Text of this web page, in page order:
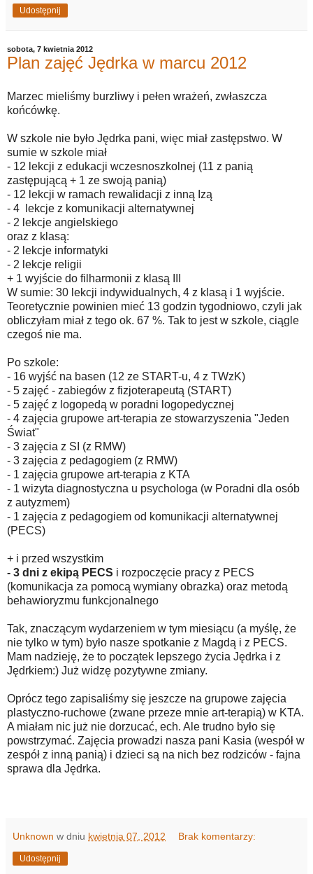
Udostępnij
sobota, 7 kwietnia 2012
Plan zajęć Jędrka w marcu 2012
Marzec mieliśmy burzliwy i pełen wrażeń, zwłaszcza
końcówkę.
W szkole nie było Jędrka pani, więc miał zastępstwo. W
sumie w szkole miał
- 12 lekcji z edukacji wczesnoszkolnej (11 z panią
zastępującą + 1 ze swoją panią)
- 12 lekcji w ramach rewalidacji z inną Izą
- 4 lekcje z komunikacji alternatywnej
- 2 lekcje angielskiego
oraz z klasą:
- 2 lekcje informatyki
- 2 lekcje religii
+ 1 wyjście do filharmonii z klasą III
W sumie: 30 lekcji indywidualnych, 4 z klasą i 1 wyjście.
Teoretycznie powinien mieć 13 godzin tygodniowo, czyli jak
obliczyłam miał z tego ok. 67 %. Tak to jest w szkole, ciągle
czegoś nie ma.
Po szkole:
- 16 wyjść na basen (12 ze START-u, 4 z TWzK)
- 5 zajęć - zabiegów z fizjoterapeutą (START)
- 5 zajęć z logopedą w poradni logopedycznej
- 4 zajęcia grupowe art-terapia ze stowarzyszenia "Jeden
Świat"
- 3 zajęcia z SI (z RMW)
- 3 zajęcia z pedagogiem (z RMW)
- 1 zajęcia grupowe art-terapia z KTA
- 1 wizyta diagnostyczna u psychologa (w Poradni dla osób
z autyzmem)
- 1 zajęcia z pedagogiem od komunikacji alternatywnej
(PECS)
+ i przed wszystkim
- 3 dni z ekipą PECS i rozpoczęcie pracy z PECS
(komunikacja za pomocą wymiany obrazka) oraz metodą
behawioryzmu funkcjonalnego
Tak, znaczącym wydarzeniem w tym miesiącu (a myślę, że
nie tylko w tym) było nasze spotkanie z Magdą i z PECS.
Mam nadzieję, że to początek lepszego życia Jędrka i z
Jędrkiem:) Już widzę pozytywne zmiany.
Oprócz tego zapisaliśmy się jeszcze na grupowe zajęcia
plastyczno-ruchowe (zwane przeze mnie art-terapią) w KTA.
A miałam nic już nie dorzucać, ech. Ale trudno było się
powstrzymać. Zajęcia prowadzi nasza pani Kasia (wespół w
zespół z inną panią) i dzieci są na nich bez rodziców - fajna
sprawa dla Jędrka.
Unknown w dniu kwietnia 07, 2012 Brak komentarzy:
Udostępnij